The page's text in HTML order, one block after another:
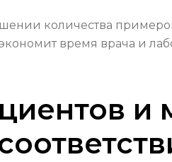
количества
время врача и
и